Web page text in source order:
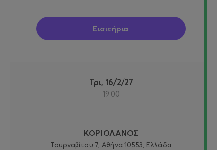
Εισιτήρια
Τρι, 16/2/27
19:00
ΚΟΡΙΟΛΑΝΟΣ
Τουρναβίτου 7, Αθήνα 10553, Ελλάδα